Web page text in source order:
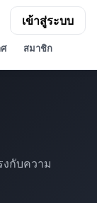
สมาชิก
เข้าสู่ระบบ
กับความ